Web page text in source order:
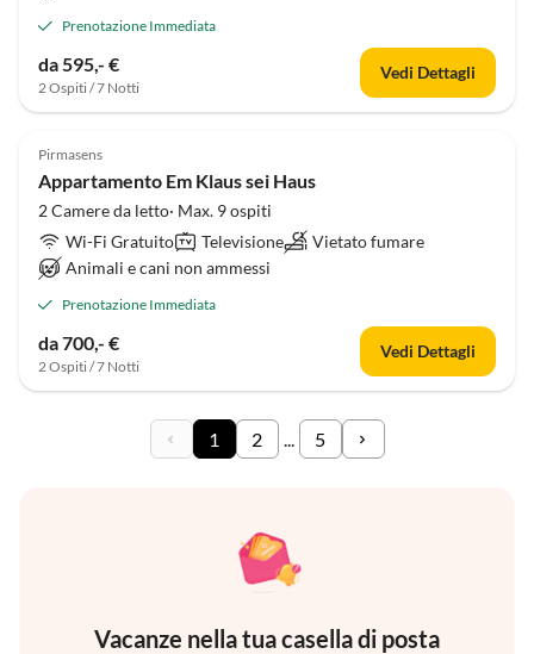
Prenotazione Immediata
da 595,- €
2 Ospiti / 7 Notti
Vedi Dettagli
Pirmasens
Appartamento Em Klaus sei Haus
2 Camere da letto· Max. 9 ospiti
Wi-Fi Gratuito
Televisione
Vietato fumare
Animali e cani non ammessi
Prenotazione Immediata
da 700,- €
2 Ospiti / 7 Notti
Vedi Dettagli
1 2 ... 5
Vacanze nella tua casella di posta